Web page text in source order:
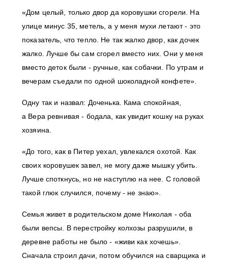
«Дом целый, только двор да коровушки сгорели. На
улице минус 35, метель, а у меня мухи летают - это
показатель, что тепло. Не так жалко двор, как дочек
жалко. Лучше бы сам сгорел вместо них. Они у меня
вместо деток были - ручные, как собачки. По утрам и
вечерам съедали по одной шоколадной конфете».
Одну так и назвал: Доченька. Кама спокойная,
а Вера ревнивая - бодала, как увидит кошку на руках
хозяина.
«До того, как в Питер уехал, увлекался охотой. Как
своих коровушек завел, не могу даже мышку убить.
Лучше споткнусь, но не наступлю на нее. С головой
такой глюк случился, почему - не знаю».
Семья живет в родительском доме Николая - оба
были вепсы. В перестройку колхозы разрушили, в
деревне работы не было - «живи как хочешь».
Сначала строил дачи, потом обучился на сварщика и